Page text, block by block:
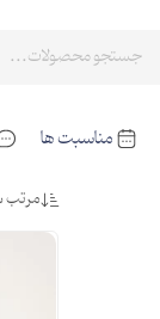
مناسبت ها
مرتب